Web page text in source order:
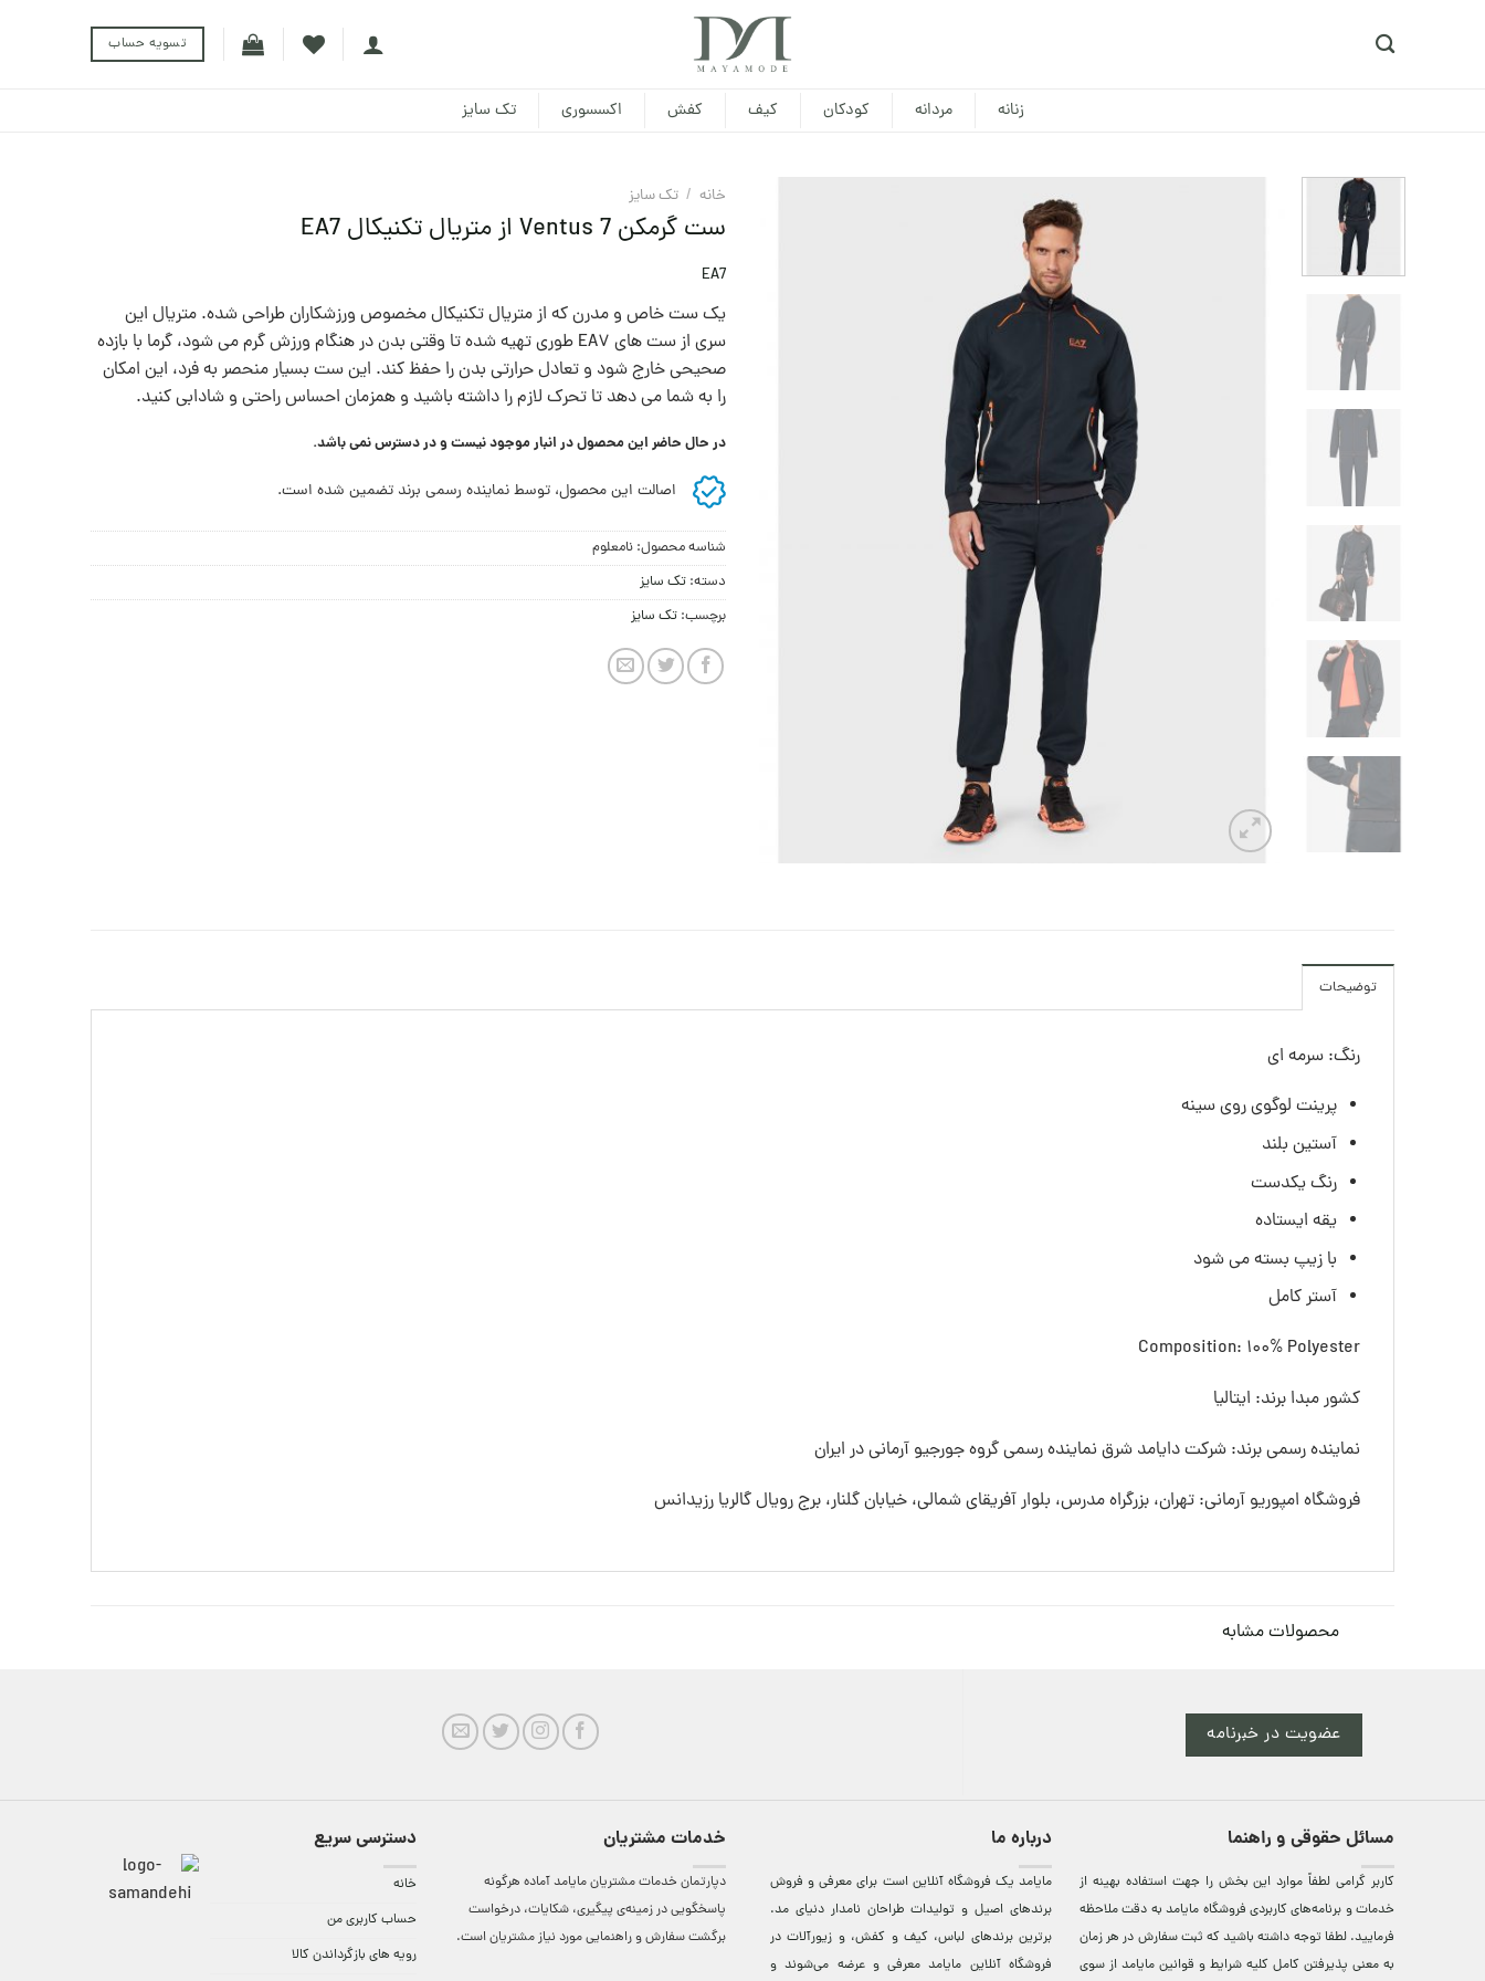
تسویه حساب
زنانه مردانه کودکان کیف کفش اکسسوری تک سایز
خانه / تک سایز
ست گرمکن Ventus 7 از متریال تکنیکال EA7
EA7
یک ست خاص و مدرن که از متریال تکنیکال مخصوص ورزشکاران طراحی شده. متریال این
سری از ست های EA7 طوری تهیه شده تا وقتی بدن در هنگام ورزش گرم می شود، گرما با بازده
صحیحی خارج شود و تعادل حرارتی بدن را حفظ کند. این ست بسیار منحصر به فرد، این امکان
را به شما می دهد تا تحرک لازم را داشته باشید و همزمان احساس راحتی و شادابی کنید.
در حال حاضر این محصول در انبار موجود نیست و در دسترس نمی باشد.
اصالت این محصول، توسط نماینده رسمی برند تضمین شده است.
شناسه محصول: نامعلوم
دسته: تک سایز
برچسب: تک سایز
توضیحات
رنگ: سرمه ای
پرینت لوگوی روی سینه
آستین بلند
رنگ یکدست
یقه ایستاده
با زیپ بسته می شود
آستر کامل
Composition: 100% Polyester
کشور مبدا برند: ایتالیا
نماینده رسمی برند: شرکت دایامد شرق نماینده رسمی گروه جورجیو آرمانی در ایران
فروشگاه امپوریو آرمانی: تهران، بزرگراه مدرس، بلوار آفریقای شمالی، خیابان گلنار، برج رویال گالریا رزیدانس
محصولات مشابه
عضویت در خبرنامه
مسائل حقوقی و راهنما
کاربر گرامی لطفاً موارد این بخش را جهت استفاده بهینه از
خدمات و برنامه‌‏های کاربردی فروشگاه مایامد به دقت ملاحظه
فرمایید. لطفا توجه داشته باشید که ثبت سفارش در هر زمان
به معنی پذیرفتن کامل کلیه شرایط و قوانین مایامد از سوی
درباره ما
مایامد يک فروشگاه آنلاين است برای معرفی و فروش
برندهای اصيل و توليدات طراحان نامدار دنيای مد.
برترين‌ برندهای لباس، کيف و کفش، و زيورآلات در
فروشگاه آنلاين مایامد معرفی و عرضه می‌شوند و
خدمات مشتریان
دپارتمان خدمات مشتریان مایامد آماده هرگونه
پاسخگویی در زمینه‌ی پیگیری، شکایات، درخواست
برگشت سفارش و راهنمایی مورد نیاز مشتریان است.
دسترسی سریع
خانه
حساب کاربری من
رویه های بازگرداندن کالا